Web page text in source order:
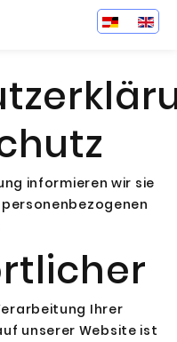
informieren wir sie
Ihrer
unserer Website ist